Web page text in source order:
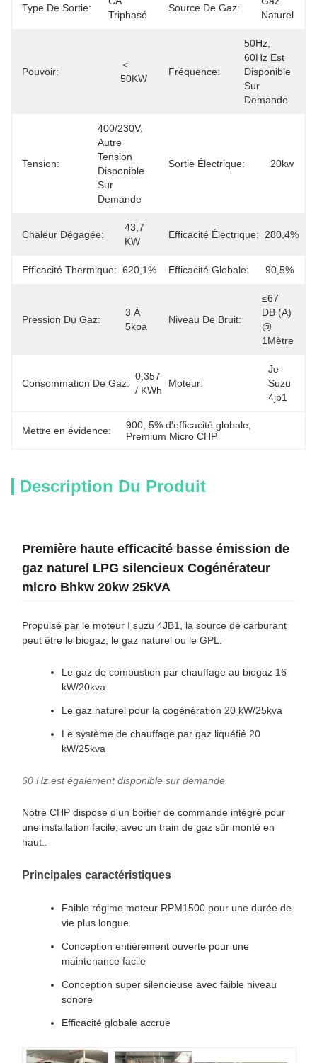
Type De Sortie:
Triphasé
Source De Gaz:
Naturel
Pouvoir:
＜
50KW
Fréquence:
50Hz,
60Hz Est
Disponible
Sur
Demande
Tension:
400/230V,
Autre
Tension
Disponible
Sur
Demande
Sortie Électrique: 20kw
Chaleur Dégagée:
43,7
KW
Efficacité Électrique: 280,4%
Efficacité Thermique: 620,1% Efficacité Globale: 90,5%
Pression Du Gaz:
3 À
5kpa
Niveau De Bruit:
≤67
DB (a)
@
1Mètre
Consommation De Gaz:
0,357
/ KWh
Moteur:
Je
Suzu
4jb1
Mettre en évidence: 900 , 5% d'efficacité globale
Premium Micro CHP
Description Du Produit
Première haute efficacité basse émission de
gaz naturel LPG silencieux Cogénérateur
micro Bhkw 20kw 25kVA
Propulsé par le moteur I suzu 4JB1, la source de carburant
peut être le biogaz, le gaz naturel ou le GPL.
Le gaz de combustion par chauffage au biogaz 16
kW/20kva
Le gaz naturel pour la cogénération 20 kW/25kva
Le système de chauffage par gaz liquéfié 20
kW/25kva
60 Hz est également disponible sur demande.
Notre CHP dispose d'un boîtier de commande intégré pour
une installation facile, avec un train de gaz sûr monté en
haut..
Principales caractéristiques
Faible régime moteur RPM1500 pour une durée de
vie plus longue
Conception entièrement ouverte pour une
maintenance facile
Conception super silencieuse avec faible niveau
sonore
Efficacité globale accrue